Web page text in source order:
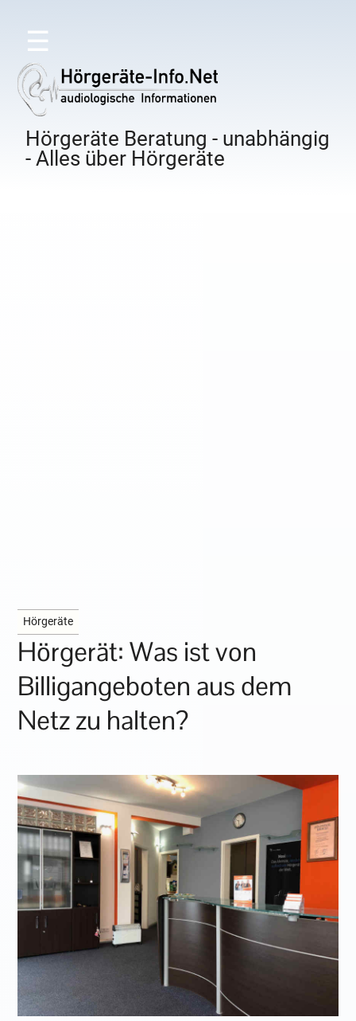
☰
Hörgeräte Beratung - unabhängig
- Alles über Hörgeräte
Hörgeräte
Hörgerät: Was ist von
Billigangeboten aus dem
Netz zu halten?